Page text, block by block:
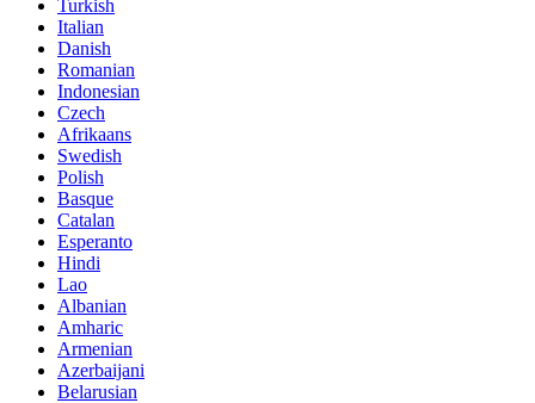
Turkish
Italian
Danish
Romanian
Indonesian
Czech
Afrikaans
Swedish
Polish
Basque
Catalan
Esperanto
Hindi
Lao
Albanian
Amharic
Armenian
Azerbaijani
Belarusian